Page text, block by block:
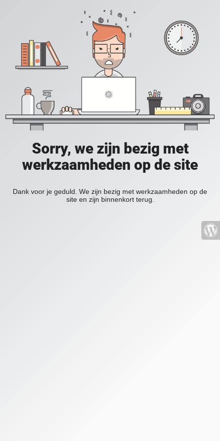
Sorry, we zijn bezig met
werkzaamheden op de site
Dank voor je geduld. We zijn bezig met werkzaamheden op de
site en zijn binnenkort terug.